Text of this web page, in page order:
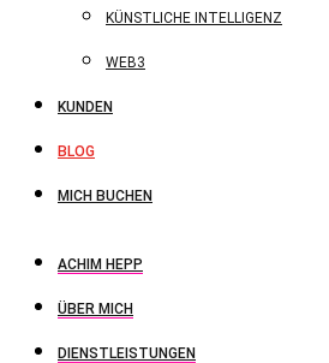
KÜNSTLICHE INTELLIGENZ
WEB3
KUNDEN
BLOG
MICH BUCHEN
ACHIM HEPP
ÜBER MICH
DIENSTLEISTUNGEN